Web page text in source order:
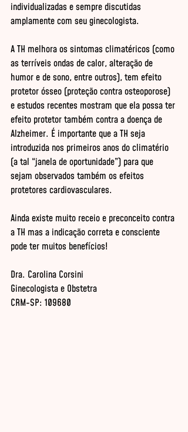
individualizadas e sempre discutidas
amplamente com seu ginecologista.
A TH melhora os sintomas climatéricos (como
as terríveis ondas de calor, alteração de
humor e de sono, entre outros), tem efeito
protetor ósseo (proteção contra osteoporose)
e estudos recentes mostram que ela possa ter
efeito protetor também contra a doença de
Alzheimer. É importante que a TH seja
introduzida nos primeiros anos do climatério
(a tal “janela de oportunidade”) para que
sejam observados também os efeitos
protetores cardiovasculares.
Ainda existe muito receio e preconceito contra
a TH mas a indicação correta e consciente
pode ter muitos benefícios!
Dra. Carolina Corsini
Ginecologista e Obstetra
CRM-SP: 109680